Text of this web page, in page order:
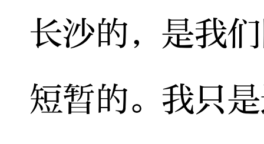
长沙的，是我
短暂的。我只